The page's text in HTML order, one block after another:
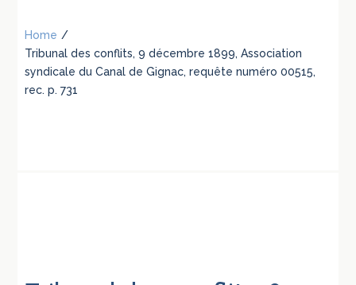
Home /
Tribunal des conflits, 9 décembre 1899, Association
syndicale du Canal de Gignac, requête numéro 00515,
rec. p. 731